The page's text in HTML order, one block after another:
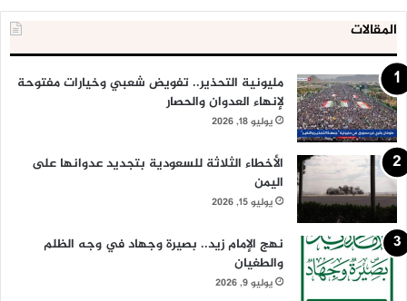
المقالات
مليونية التحذير.. تفويض شعبي وخيارات مفتوحة
لإنهاء العدوان والحصار
يوليو 18, 2026
الأخطاء الثلاثة للسعودية بتجديد عدوانها على
اليمن
يوليو 15, 2026
نهج الإمام زيد.. بصيرة وجهاد في وجه الظلم
والطغيان
يوليو 9, 2026